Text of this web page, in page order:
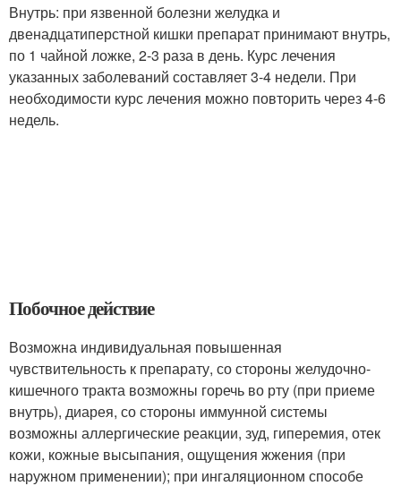
Внутрь: при язвенной болезни желудка и
двенадцатиперстной кишки препарат принимают внутрь,
по 1 чайной ложке, 2-3 раза в день. Курс лечения
указанных заболеваний составляет 3-4 недели. При
необходимости курс лечения можно повторить через 4-6
недель.
Побочное действие
Возможна индивидуальная повышенная
чувствительность к препарату, со стороны желудочно-
кишечного тракта возможны горечь во рту (при приеме
внутрь), диарея, со стороны иммунной системы
возможны аллергические реакции, зуд, гиперемия, отек
кожи, кожные высыпания, ощущения жжения (при
наружном применении); при ингаляционном способе